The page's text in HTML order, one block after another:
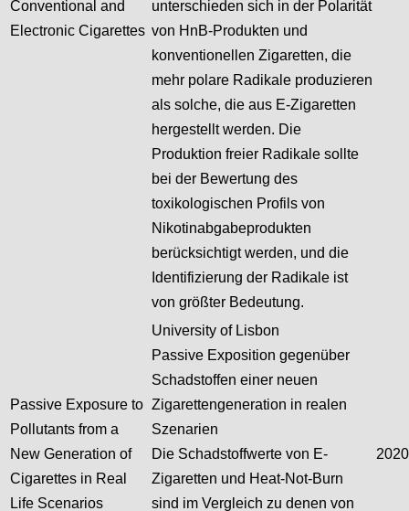
Conventional and
Electronic Cigarettes
unterschieden sich in der Polarität
von HnB-Produkten und
konventionellen Zigaretten, die
mehr polare Radikale produzieren
als solche, die aus E-Zigaretten
hergestellt werden. Die
Produktion freier Radikale sollte
bei der Bewertung des
toxikologischen Profils von
Nikotinabgabeprodukten
berücksichtigt werden, und die
Identifizierung der Radikale ist
von größter Bedeutung.
Passive Exposure to
Pollutants from a
New Generation of
Cigarettes in Real
Life Scenarios
University of Lisbon
Passive Exposition gegenüber
Schadstoffen einer neuen
Zigarettengeneration in realen
Szenarien
Die Schadstoffwerte von E-
Zigaretten und Heat-Not-Burn
sind im Vergleich zu denen von
2020